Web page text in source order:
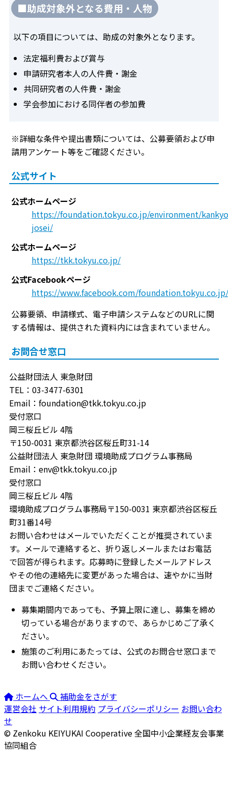
■助成対象外となる費用・人物
以下の項目については、助成の対象外となります。
法定福利費および賞与
申請研究者本人の人件費・謝金
共同研究者の人件費・謝金
学会参加における同伴者の参加費
※詳細な条件や提出書類については、公募要領および申
請用アンケート等をご確認ください。
公式サイト
公式ホームページ
https://foundation.tokyu.co.jp/environment/
josei/
公式ホームページ
https://tkk.tokyu.co.jp/
公式Facebookページ
https://www.facebook.com/foundation.tokyu.co.jp/
公募要領、申請様式、電子申請システムなどのURLに関
する情報は、提供された資料内には含まれていません。
お問合せ窓口
公益財団法人 東急財団
TEL：03-3477-6301
Email：foundation@tkk.tokyu.co.jp
受付窓口
岡三桜丘ビル 4階
〒150-0031 東京都渋谷区桜丘町31-14
公益財団法人 東急財団 環境助成プログラム事務局
Email：env@tkk.tokyu.co.jp
受付窓口
岡三桜丘ビル 4階
環境助成プログラム事務局〒150-0031 東京都渋谷区桜丘
町31番14号
お問い合わせはメールでいただくことが推奨されていま
す。メールで連絡すると、折り返しメールまたはお電話
で回答が得られます。応募時に登録したメールアドレス
やその他の連絡先に変更があった場合は、速やかに当財
団までご連絡ください。
募集期間内であっても、予算上限に達し、募集を締め
切っている場合がありますので、あらかじめご了承く
ださい。
施策のご利用にあたっては、公式のお問合せ窓口まで
お問い合わせください。
ホームへ
補助金をさがす
運営会社 サイト利用規約 プライバシーポリシー お問い合わ
せ
© Zenkoku KEIYUKAI Cooperative全国中小企業経友会事業
協同組合